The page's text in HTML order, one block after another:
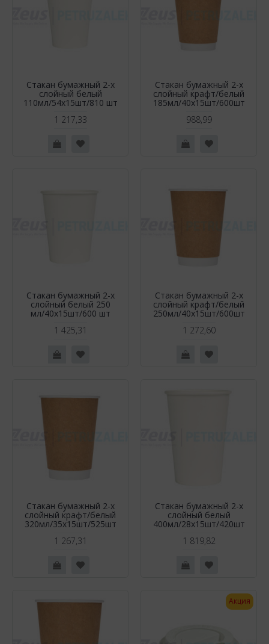
Стакан бумажный 2-х
слойный белый
110мл/54х15шт/810 шт
1 217,33
Стакан бумажный 2-х
слойный крафт/белый
185мл/40х15шт/600шт
988,99
Стакан бумажный 2-х
слойный белый 250
мл/40х15шт/600 шт
1 425,31
Стакан бумажный 2-х
слойный крафт/белый
250мл/40х15шт/600шт
1 272,60
Стакан бумажный 2-х
слойный крафт/белый
320мл/35х15шт/525шт
1 267,31
Стакан бумажный 2-х
слойный белый
400мл/28х15шт/420шт
1 819,82
Акция